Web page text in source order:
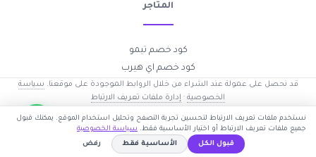
المتاجر
كود خصم تيمو
كود خصم اي هيرب
قد نحصل على عمولة عند الشراء من خلال الروابط الموجودة على موقعنا. سياسة
الخصوصية · إدارة ملفات تعريف الارتباط
2017-2026 © جميع الحقوق محفوظة — كوبون وافي
نستخدم ملفات تعريف الارتباط لتحسين تجربة التصفح وتحليل استخدام الموقع. يمكنك قبول
جميع ملفات تعريف الارتباط أو اختيار الأساسية فقط. سياسة الخصوصية
قبول الكل
الأساسية فقط رفض